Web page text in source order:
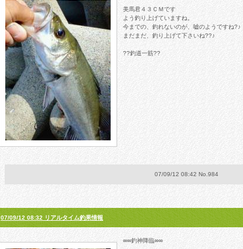
美馬君４３ＣＭです
よう釣り上げていますね。
今までの、釣れないのが、嘘のようですね?♪
まだまだ、釣り上げて下さいね??♪
??釣道一筋??
07/09/12 08:42 No.984
07/09/12 08:32 リアルタイム釣果情報
∞∞釣神降臨∞∞